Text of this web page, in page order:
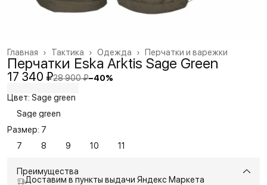
Перчатки и варежки
Одежда ›
Тактика ›
Главная ›
Перчатки Eska Arktis Sage Green
17 340 ₽28 900 ₽−40%
Цвет: Sage green
Sage green
Размер: 7
7
8 9 10 11
Преимущества
Доставим в пункты выдачи Яндекс Маркета